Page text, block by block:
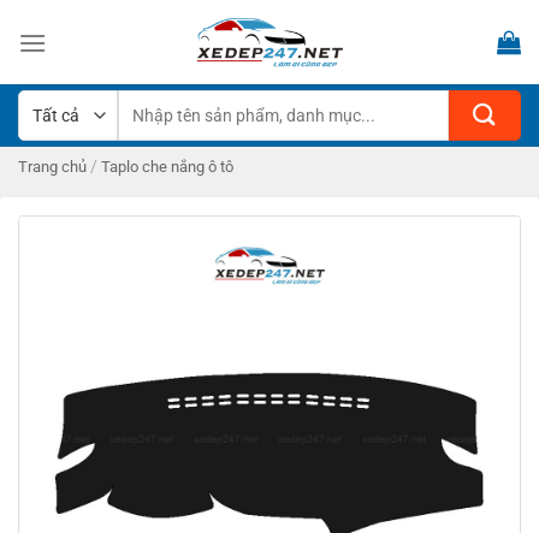
qua
dung
kiếm:
Trang chủ / Taplo che nắng ô tô